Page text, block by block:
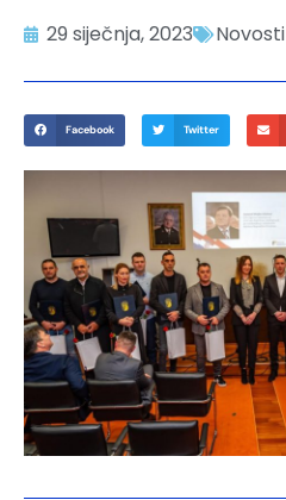
29 siječnja, 2023 Novosti
Facebook Twitter